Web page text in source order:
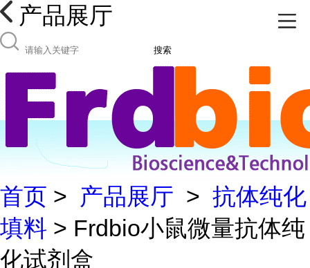
产品展厅
搜索
首页 > 产品展厅 > 抗体纯化
填料 > Frdbio小鼠微量抗体纯
化试剂盒